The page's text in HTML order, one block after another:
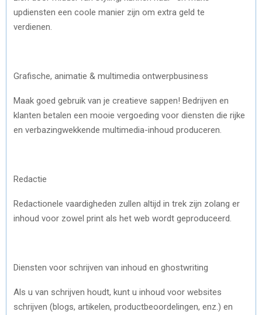
updiensten een coole manier zijn om extra geld te
verdienen.
Grafische, animatie & multimedia ontwerpbusiness
Maak goed gebruik van je creatieve sappen! Bedrijven en
klanten betalen een mooie vergoeding voor diensten die rijke
en verbazingwekkende multimedia-inhoud produceren.
Redactie
Redactionele vaardigheden zullen altijd in trek zijn zolang er
inhoud voor zowel print als het web wordt geproduceerd.
Diensten voor schrijven van inhoud en ghostwriting
Als u van schrijven houdt, kunt u inhoud voor websites
schrijven (blogs, artikelen, productbeoordelingen, enz.) en